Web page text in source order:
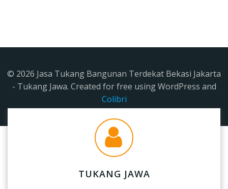
© 2026 Jasa Tukang Bangunan Terdekat Bekasi Jakarta
- Tukang Jawa. Created for free using WordPress and
Colibri
TUKANG JAWA